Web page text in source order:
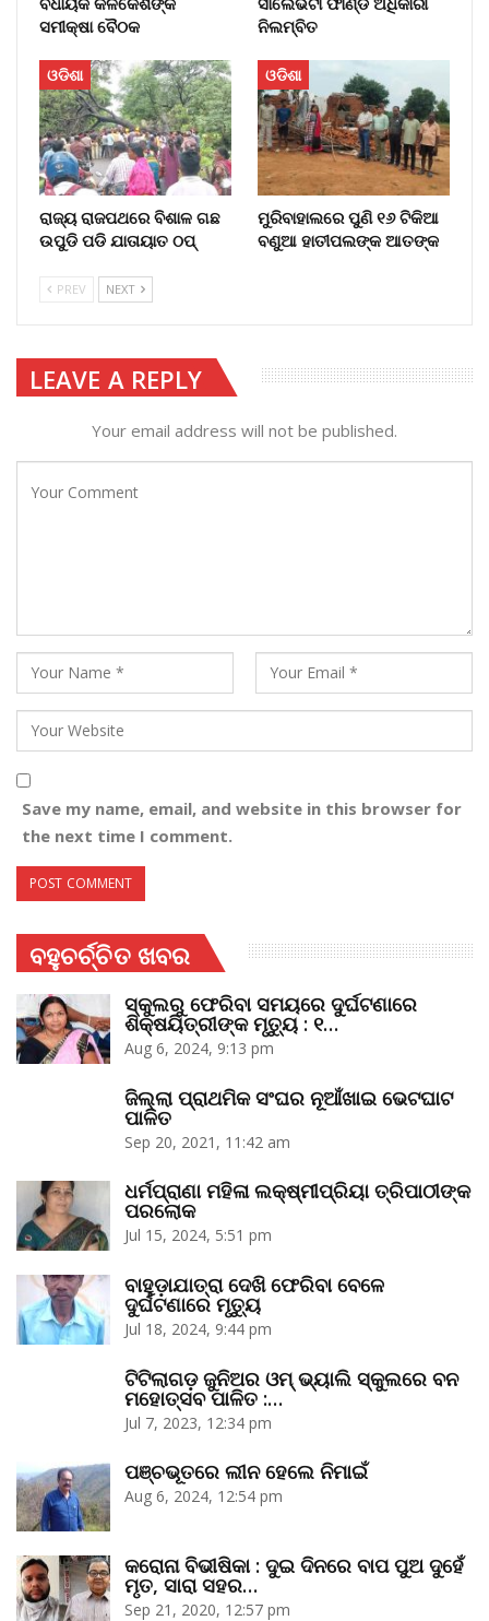
ସମୀକ୍ଷା ବୈଠକ
ନିଲମ୍ବିତ
ଓଡିଶା
ରାଜ୍ୟ ରାଜପଥରେ ବିଶାଳ ଗଛ
ଉପୁଡି ପଡି ଯାତାୟାତ ଠପ୍‌
ଓଡିଶା
ମୁରିବାହାଲରେ ପୁଣି ୧୬ ଟିକିଆ
ବଣୁଆ ହାତୀପଲଙ୍କ ଆତଙ୍କ
PREV NEXT
LEAVE A REPLY
Your email address will not be published.
Save my name, email, and website in this browser for
the next time I comment.
ବହୁଚର୍ଚ୍ଚିତ ଖବର
ସ୍କୁଲରୁ ଫେରିବା ସମୟରେ ଦୁର୍ଘଟଣାରେ
ଶିକ୍ଷୟିତ୍ରୀଙ୍କ ମୃତ୍ୟୁ : ୧…
Aug 6, 2024, 9:13 pm
ଜିଲ୍ଲା ପ୍ରାଥମିକ ସଂଘର ନୂଆଁଖାଇ ଭେଟଘାଟ
ପାଳିତ
Sep 20, 2021, 11:42 am
ଧର୍ମପ୍ରାଣା ମହିଳା ଲକ୍ଷ୍ମୀପ୍ରିୟା ତ୍ରିପାଠୀଙ୍କ
ପରଲୋକ
Jul 15, 2024, 5:51 pm
ବାହୁଡ଼ାଯାତ୍ରା ଦେଖି ଫେରିବା ବେଳେ
ଦୁର୍ଘଟଣାରେ ମୃତ୍ୟୁ
Jul 18, 2024, 9:44 pm
ଟିଟିଲାଗଡ଼ ଜୁନିଅର ଓମ୍‌ ଭ୍ୟାଲି ସ୍କୁଲରେ ବନ
ମହୋତ୍ସବ ପାଳିତ :…
Jul 7, 2023, 12:34 pm
ପଞ୍ଚଭୂତରେ ଲୀନ ହେଲେ ନିମାଇଁ
Aug 6, 2024, 12:54 pm
କରୋନା ବିଭୀଷିକା : ଦୁଇ ଦିନରେ ବାପ ପୁଅ ଦୁହେଁ
ମୃତ, ସାରା ସହର…
Sep 21, 2020, 12:57 pm